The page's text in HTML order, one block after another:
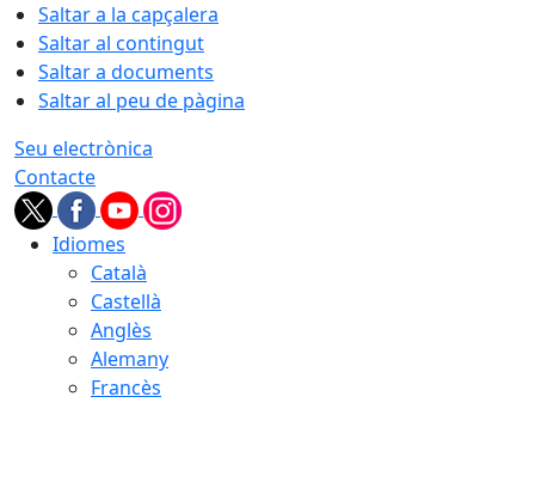
Saltar a la capçalera
Saltar al contingut
Saltar a documents
Saltar al peu de pàgina
Seu electrònica
Contacte
Idiomes
Català
Castellà
Anglès
Alemany
Francès